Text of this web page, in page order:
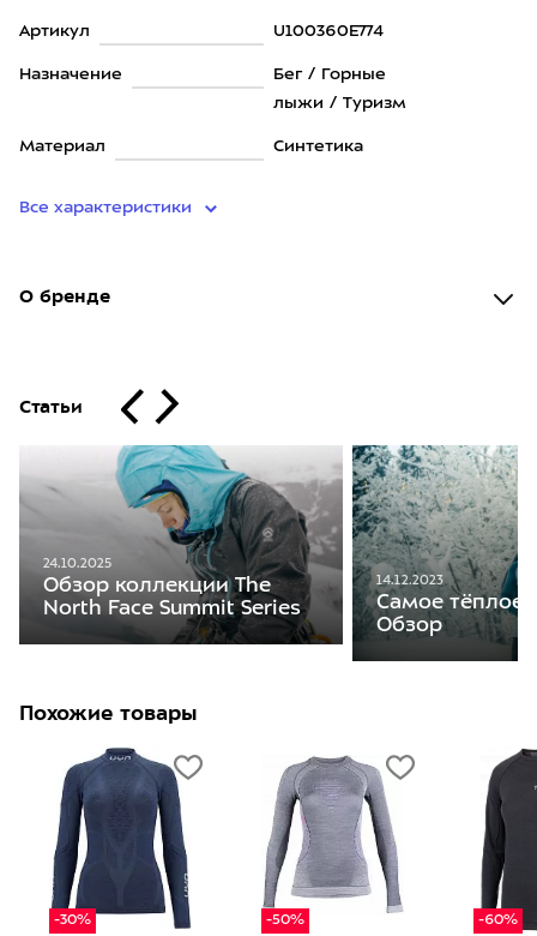
Артикул U100360E774
Назначение
Бег / Горные
лыжи / Туризм
Материал Синтетика
Все характеристики
О бренде
Статьи
24.10.2025
Обзор коллекции The
North Face Summit Series
14.12.2023
Самое тёплое
Обзор
Похожие товары
-30% -50% -60%